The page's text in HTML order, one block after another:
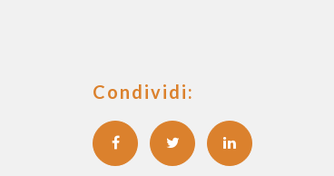
Condividi: